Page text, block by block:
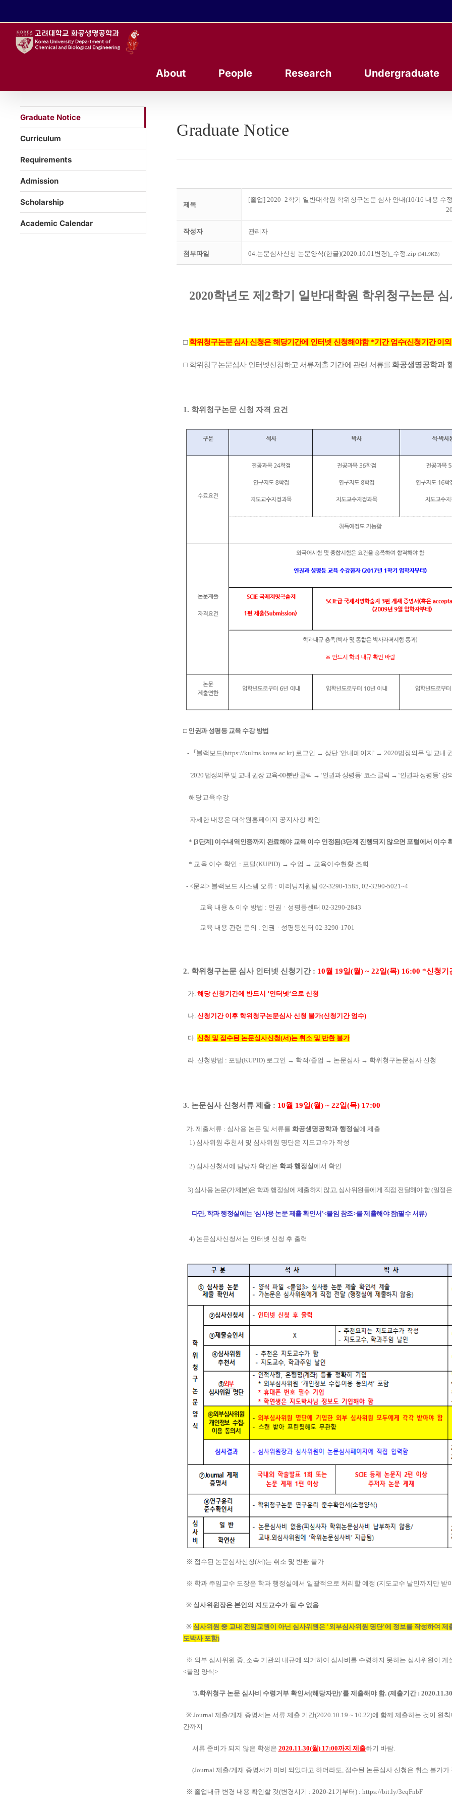
About People Research Undergraduate
Graduate Notice
제목
[졸업] 2020- 2학기 일반대학원 학위청구논문 심사 안내(10/16 내용 수
작성자 관리자
첨부파일 04.논문심사신청 논문양식(한글)(2020.10.01변경)_수정.zip (341.9KB)
2020학년도 제 2학기 일반대학원 학위청구논문
□ 학위청구논문 심사 신청은 해당기간에 인터넷 신청해야함*기간 엄수(신청기간 이
□ 학위청구논문심사 인터넷신청하고 서류제출 기간에 관련 서류를화공생명공학과
1. 학위청구논문 신청 자격 요건
□ 인권과 성평등 교육 수강 방법
- 「블랙보드(https://kulms.korea.ac.kr) 로그인 → 상단 '안내페이지' → 2020법정의무 및 교내
'2020 법정의무 및 교내 권장 교육-00분반 클릭 → ‘인권과 성평등’ 코스 클릭 → ‘인권과 성평등’ 강
해당 교육 수강
- 자세한 내용은 대학원홈페이지 공지사항 확인
* [3단계] 이수내역인증까지 완료해야 교육 이수 인정됨(3단계 진행되지 않으면 포털에서 이수
* 교육 이수 확인 : 포털 (KUPID) → 수업 → 교육이수현황 조회
- <문의> 블랙보드 시스템 오류 : 이러닝지원팀 02-3290-1585, 02-3290-5021~4
교육 내용 & 이수 방법 : 인권 ㆍ 성평등센터 02-3290-2843
교육 내용 관련 문의 : 인권 ㆍ 성평등센터 02-3290-1701
2. 학위청구논문 심사 인터넷 신청기간 : 10월 19일(월) ~ 22일(목) 16:00 *신청기
가. 해당 신청기간에 반드시 ’인터넷‘으로 신청
나. 신청기간 이후 학위청구논문심사 신청 불가(신청기간 엄수)
다. 신청 및 접수된 논문심사신청(서)는 취소 및 반환 불가
라. 신청방법 : 포탈(KUPID) 로그인 → 학적/졸업 → 논문심사 → 학위청구논문심사 신청
3. 논문심사 신청서류 제출 : 10월 19일(월) ~ 22일(목) 17:00
가. 제출서류 : 심사용 논문 및 서류를 화공생명공학과 행정실에 제출
1) 심사위원 추천서 및 심사위원 명단은 지도교수가 작성
2) 심사신청서에 담당자 확인은 학과 행정실에서 확인
3) 심사용 논문(가제본)은 학과 행정실에 제출하지 않고, 심사위원들에게 직접 전달해야 함 (일정
다만, 학과 행정실에는 '심사용 논문 제출 확인서'<붙임 참조>를 제출해야 함(필수 서류)
4) 논문심사신청서는 인터넷 신청 후 출력
※ 접수된 논문심사신청(서)는 취소 및 반환 불가
※ 학과 주임교수 도장은 학과 행정실에서 일괄적으로 처리할 예정 (지도교수 날인까지만 받
※ 심사위원장은 본인의 지도교수가 될 수 없음
※ 심사위원 중 교내 전임교원이 아닌 심사위원은 '외부심사위원 명단'에 정보를 작성하여 제
도박사 포함)
※ 외부 심사위원 중, 소속 기관의 내규에 의거하여 심사비를 수령하지 못하는 심사위원이 계
<붙임 양식>
'5.학위청구논문 심사비 수령거부 확인서(해당자만)'를 제출해야 함. (제출기간 :
※ Journal 제출/게재 증명서는 서류 제출 기간(2020.10.19 ~ 10.22)에 함께 제출하는 것이 원칙
간까지
서류 준비가 되지 않은 학생은 2020.11.30(월) 17:00까지 제출하기 바람.
(Journal 제출/게재 증명서가 미비 되었다고 하더라도, 접수된 논문심사 신청은 취소 불가가
※ 졸업내규 변경 내용 확인할 것(변경시기 : 2020-21기부터) : https://bit.ly/3eqFnbF
Graduate Notice
Curriculum
Requirements
Admission
Scholarship
Academic Calendar